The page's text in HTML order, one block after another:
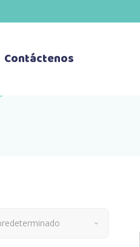
Contáctenos